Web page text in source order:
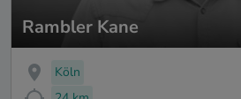
Rambler Kane
Köln